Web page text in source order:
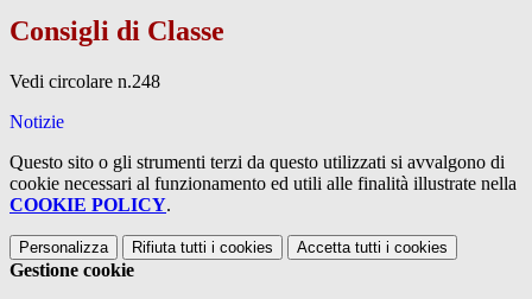
Consigli di Classe
Vedi circolare n.248
Notizie
Questo sito o gli strumenti terzi da questo utilizzati si avvalgono di
cookie necessari al funzionamento ed utili alle finalità illustrate nella
COOKIE POLICY.
Personalizza Rifiuta tutti i cookies Accetta tutti i cookies
Gestione cookie